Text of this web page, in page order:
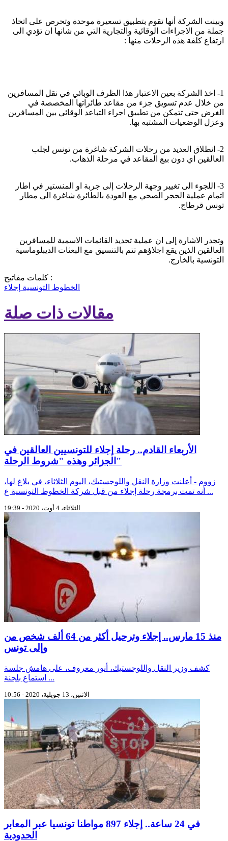
وبينت الشركة أنها تقوم بتطبيق تسعيرة موحدة وتحرص على اتخاذ
جملة من الاجراءات الوقائية والتجارية التي من شانها ان تؤدي الى
ارتفاع كلفة هذه الرحلات منها :
1- اخذ الشركة بعين الاعتبار هذا الظرف الوبائي في نقل المسافرين
من خلال عدم تسويق جزء من مقاعد طائراتها المخصصة في
الغرض حتى تتمكن من تطبيق اجراء التباعد الوقائي بين المسافرين
وعزل الوضعيات المشتبه بها.
2- انطلاق العديد من رحلات الشركة شاغرة من تونس لجلب
العالقين اي دون بيع المقاعد في مرحلة الذهاب.
3- اللجوء الى تغيير وجهة الرحلات إلى جربة او المنستير في اطار
اتمام عملية الحجر الصحي مع العودة بالطائرة شاغرة الى مطار
تونس قرطاج.
وتجدر الاشارة إلى ان عملية تحديد القائمات الاسمية للمسافرين
العالقين الذين يقع اجلاؤهم تتم بالتنسيق مع البعثات الديبلوماسية
التونسية بالخارج.
كلمات مفاتيح :
الخطوط التونسية إجلاء
مقالات ذات صلة
الأربعاء القادم.. رحلة إجلاء للتونسيين العالقين في
الجزائر وهذه "شروط الرحلة"
زووم - أعلنت وزارة النقل واللوجستيك، اليوم الثلاثاء، في بلاغ لها،
أنه تمت برمجة رحلة إجلاء من قبل شركة الخطوط التونسية ع ...
الثلاثاء، 4 أوت، 2020 - 19:39
منذ 15 مارس.. إجلاء وترحيل أكثر من 64 ألف شخص من
وإلى تونس
كشف وزير النقل واللوجستيك، أنور معروف، على هامش جلسة
استماع بلجنة ...
الاثنين، 13 جويلية، 2020 - 10:56
في 24 ساعة.. إجلاء 897 مواطنا تونسيا عبر المعابر
الحدودية